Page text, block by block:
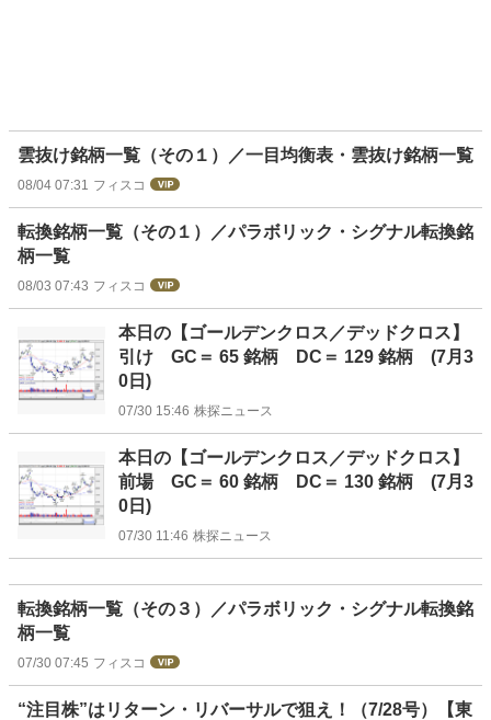
雲抜け銘柄一覧（その１）／一目均衡表・雲抜け銘柄一覧
08/04 07:31 フィスコ
転換銘柄一覧（その１）／パラボリック・シグナル転換銘
柄一覧
08/03 07:43 フィスコ
本日の【ゴールデンクロス／デッドクロス】
引け GC＝ 65 銘柄 DC＝ 129 銘柄 (7月3
0日)
07/30 15:46 株探ニュース
本日の【ゴールデンクロス／デッドクロス】
前場 GC＝ 60 銘柄 DC＝ 130 銘柄 (7月3
0日)
07/30 11:46 株探ニュース
転換銘柄一覧（その３）／パラボリック・シグナル転換銘
柄一覧
07/30 07:45 フィスコ
“注目株”はリターン・リバーサルで狙え！（7/28号）【東